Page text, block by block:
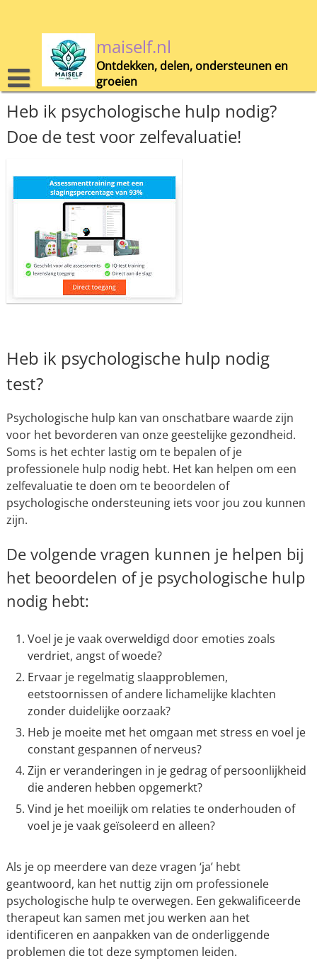
maiself.nl
Ontdekken, delen, ondersteunen en
groeien
Heb ik psychologische hulp nodig?
Doe de test voor zelfevaluatie!
Heb ik psychologische hulp nodig
test?
Psychologische hulp kan van onschatbare waarde zijn
voor het bevorderen van onze geestelijke gezondheid.
Soms is het echter lastig om te bepalen of je
professionele hulp nodig hebt. Het kan helpen om een
zelfevaluatie te doen om te beoordelen of
psychologische ondersteuning iets voor jou zou kunnen
zijn.
De volgende vragen kunnen je helpen bij
het beoordelen of je psychologische hulp
nodig hebt:
Voel je je vaak overweldigd door emoties zoals
verdriet, angst of woede?
Ervaar je regelmatig slaapproblemen,
eetstoornissen of andere lichamelijke klachten
zonder duidelijke oorzaak?
Heb je moeite met het omgaan met stress en voel je
constant gespannen of nerveus?
Zijn er veranderingen in je gedrag of persoonlijkheid
die anderen hebben opgemerkt?
Vind je het moeilijk om relaties te onderhouden of
voel je je vaak geïsoleerd en alleen?
Als je op meerdere van deze vragen ‘ja’ hebt
geantwoord, kan het nuttig zijn om professionele
psychologische hulp te overwegen. Een gekwalificeerde
therapeut kan samen met jou werken aan het
identificeren en aanpakken van de onderliggende
problemen die tot deze symptomen leiden.